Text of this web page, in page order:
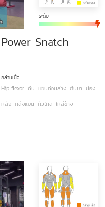
ระดับ
Snatch
กล้ามเนื้อ
Hip flexor ก้น แขนท่อนล่าง ต้นขา น่อง
หลัง หลังแขน หัวไหล่ ไหล่ข้าง